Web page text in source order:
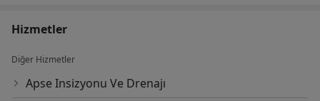
Hizmetler
Diğer Hizmetler
Apse Insizyonu Ve Drenajı